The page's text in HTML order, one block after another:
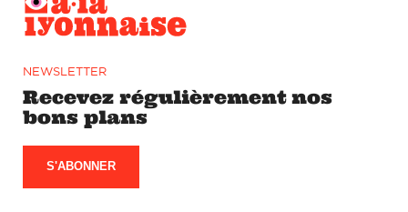
NEWSLETTER
Recevez régulièrement nos
bons plans
S'ABONNER